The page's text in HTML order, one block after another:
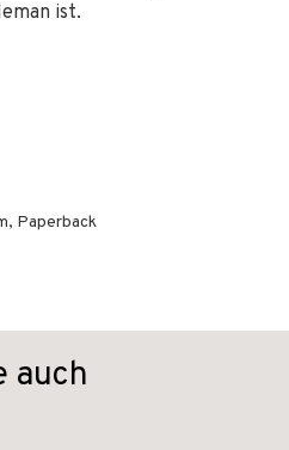
ist.
Paperback
auch